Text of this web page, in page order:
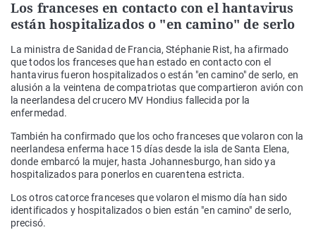
Los franceses en contacto con el hantavirus
están hospitalizados o "en camino" de serlo
La ministra de Sanidad de Francia, Stéphanie Rist, ha afirmado
que todos los franceses que han estado en contacto con el
hantavirus fueron hospitalizados o están "en camino" de serlo, en
alusión a la veintena de compatriotas que compartieron avión con
la neerlandesa del crucero MV Hondius fallecida por la
enfermedad.
También ha confirmado que los ocho franceses que volaron con la
neerlandesa enferma hace 15 días desde la isla de Santa Elena,
donde embarcó la mujer, hasta Johannesburgo, han sido ya
hospitalizados para ponerlos en cuarentena estricta.
Los otros catorce franceses que volaron el mismo día han sido
identificados y hospitalizados o bien están "en camino" de serlo,
precisó.